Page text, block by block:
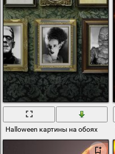
Halloween картины на обоях